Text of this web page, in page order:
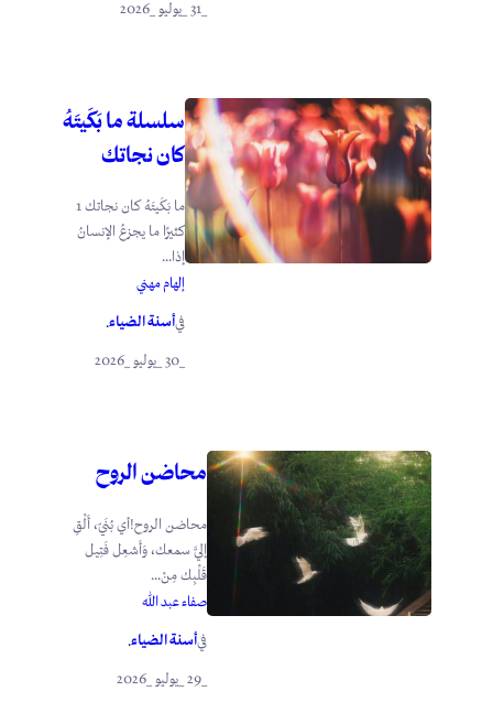
سلسلة ما بَكَيتَهُ
كان نجاتك
ما بَكَيتَهُ كان نجاتك 1
كثيرًا ما يجزعُ الإنسانُ
إذا...
إلهام مهني
فيأسنة الضياء.
محاضن الروح
محاضن الروح!أي بُنَيّ، أَلْقِ
إليَّ سمعك، وَأَشعِل فَتِيل
قَلْبِك مِنْ...
صفاء عبد الله
فيأسنة الضياء.